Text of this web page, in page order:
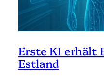
Erste KI erhält
Estland